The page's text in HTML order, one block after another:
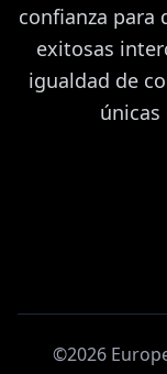
confianza para
exitosas
igualdad de
©2026